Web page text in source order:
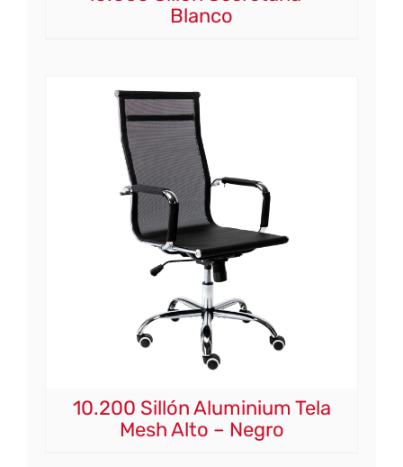
Blanco
10.200 Sillón Aluminium Tela
Mesh Alto – Negro